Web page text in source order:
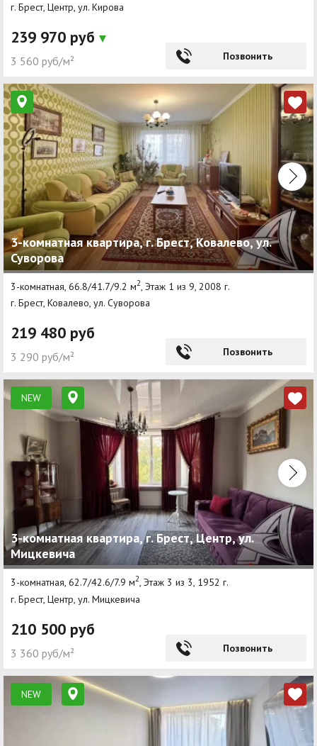
г. Брест, Центр, ул. Кирова
239 970 руб
3 560 руб/м² Позвонить
3-комнатная квартира, г. Брест, Ковалево, ул.
Суворова
3-комнатная, 66.8/41.7/9.2 м2 , Этаж 1 из 9, 2008 г.
г. Брест, Ковалево, ул. Суворова
219 480 руб
3 290 руб/м² Позвонить
NEW
3-комнатная квартира, г. Брест, Центр, ул.
Мицкевича
3-комнатная, 62.7/42.6/7.9 м2, Этаж 3 из 3, 1952 г.
г. Брест, Центр, ул. Мицкевича
210 500 руб
3 360 руб/м² Позвонить
NEW